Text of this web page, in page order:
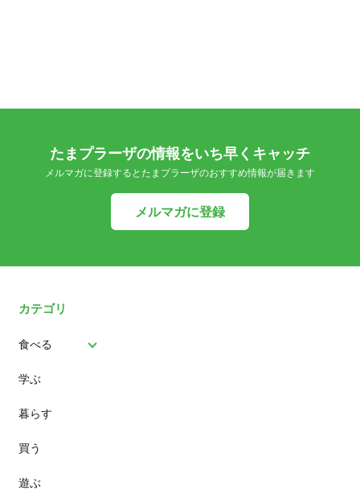
たまプラーザの情報をいち早くキャッチ
メルマガに登録するとたまプラーザのおすすめ情報が届きます
メルマガに登録
カテゴリ
食べる
パン
スイーツ
ランチ
カフェ
学ぶ
暮らす
買う
遊ぶ